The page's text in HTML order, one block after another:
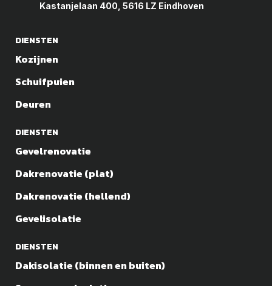
Kastanjelaan 400, 5616 LZ Eindhoven
DIENSTEN
Kozijnen
Schuifpuien
Deuren
DIENSTEN
Gevelrenovatie
Dakrenovatie (plat)
Dakrenovatie (hellend)
Gevelisolatie
DIENSTEN
Dakisolatie (binnen en buiten)